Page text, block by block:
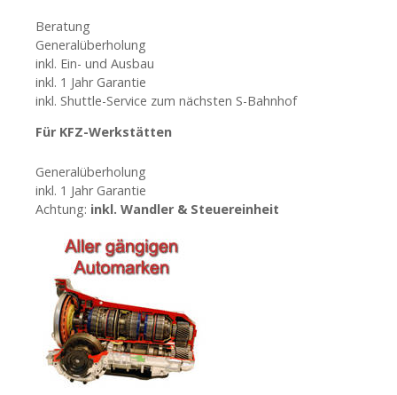
Beratung
Generalüberholung
inkl. Ein- und Ausbau
inkl. 1 Jahr Garantie
inkl. Shuttle-Service zum nächsten S-Bahnhof
Für KFZ-Werkstätten
Generalüberholung
inkl. 1 Jahr Garantie
Achtung: inkl. Wandler & Steuereinheit